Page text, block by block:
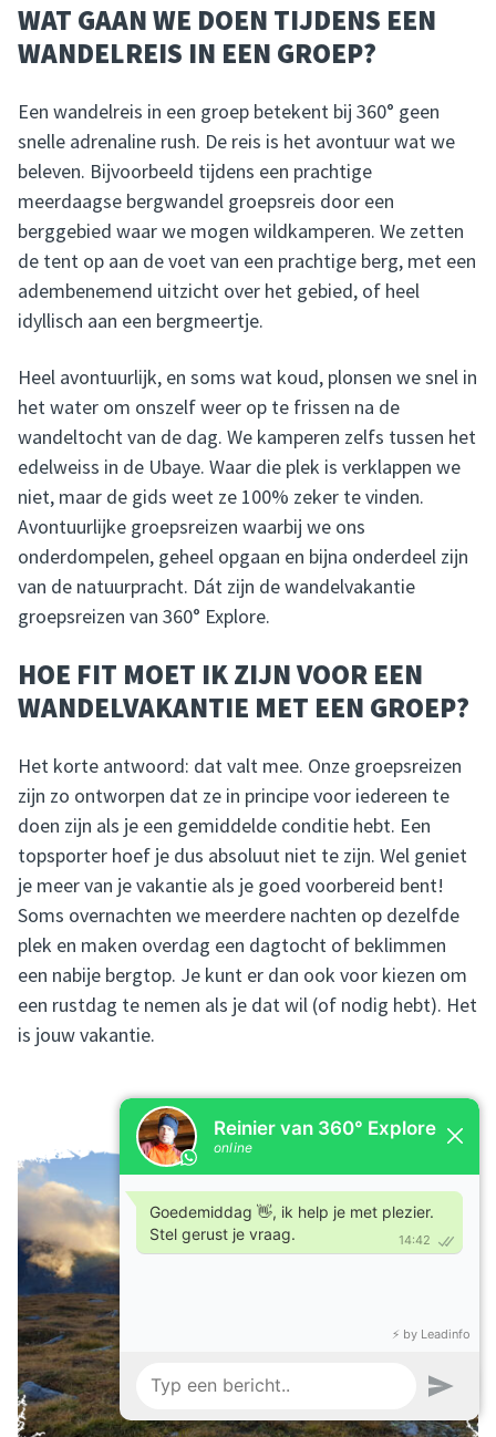
WAT GAAN WE DOEN TIJDENS EEN
WANDELREIS IN EEN GROEP?
Een wandelreis in een groep betekent bij 360° geen
snelle adrenaline rush. De reis is het avontuur wat we
beleven. Bijvoorbeeld tijdens een prachtige
meerdaagse bergwandel groepsreis door een
berggebied waar we mogen wildkamperen. We zetten
de tent op aan de voet van een prachtige berg, met een
adembenemend uitzicht over het gebied, of heel
idyllisch aan een bergmeertje.
Heel avontuurlijk, en soms wat koud, plonsen we snel in
het water om onszelf weer op te frissen na de
wandeltocht van de dag. We kamperen zelfs tussen het
edelweiss in de Ubaye. Waar die plek is verklappen we
niet, maar de gids weet ze 100% zeker te vinden.
Avontuurlijke groepsreizen waarbij we ons
onderdompelen, geheel opgaan en bijna onderdeel zijn
van de natuurpracht. Dát zijn de wandelvakantie
groepsreizen van 360° Explore.
HOE FIT MOET IK ZIJN VOOR EEN
WANDELVAKANTIE MET EEN GROEP?
Het korte antwoord: dat valt mee. Onze groepsreizen
zijn zo ontworpen dat ze in principe voor iedereen te
doen zijn als je een gemiddelde conditie hebt. Een
topsporter hoef je dus absoluut niet te zijn. Wel geniet
je meer van je vakantie als je goed voorbereid bent!
Soms overnachten we meerdere nachten op dezelfde
plek en maken overdag een dagtocht of beklimmen
een nabije bergtop. Je kunt er dan ook voor kiezen om
een rustdag te nemen als je dat wil (of nodig hebt). Het
is jouw vakantie.